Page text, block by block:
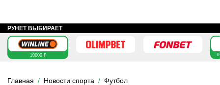
РУНЕТ ВЫБИРАЕТ
10000 ₽
Главная Новости спорта Футбол